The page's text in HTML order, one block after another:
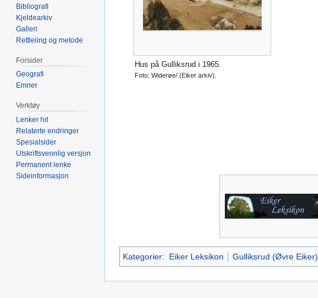
Hus på Gulliksrud i 1965.
Foto: Widerøe/ (Eiker arkiv).
Kategorier: Eiker Leksikon Gulliksrud (Øvre Eiker)
Bibliografi
Kjeldearkiv
Galleri
Rettleiing og metode
Forsider
Geografi
Emner
Verktøy
Lenker hit
Relaterte endringer
Spesialsider
Utskriftsvennlig versjon
Permanent lenke
Sideinformasjon